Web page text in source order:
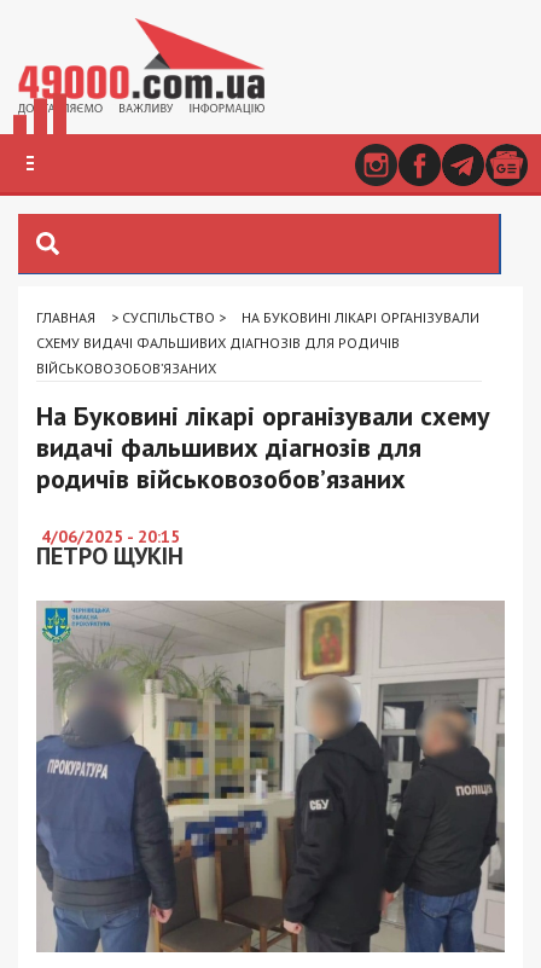
ГЛАВНАЯ > СУСПІЛЬСТВО >
НА БУКОВИНІ ЛІКАРІ ОРГАНІЗУВАЛИ
СХЕМУ ВИДАЧІ ФАЛЬШИВИХ ДІАГНОЗІВ ДЛЯ РОДИЧІВ
ВІЙСЬКОВОЗОБОВ’ЯЗАНИХ
На Буковині лікарі організували схему
видачі фальшивих діагнозів для
родичів військовозобов’язаних
4/06/2025 - 20:15
ПЕТРО ЩУКІН